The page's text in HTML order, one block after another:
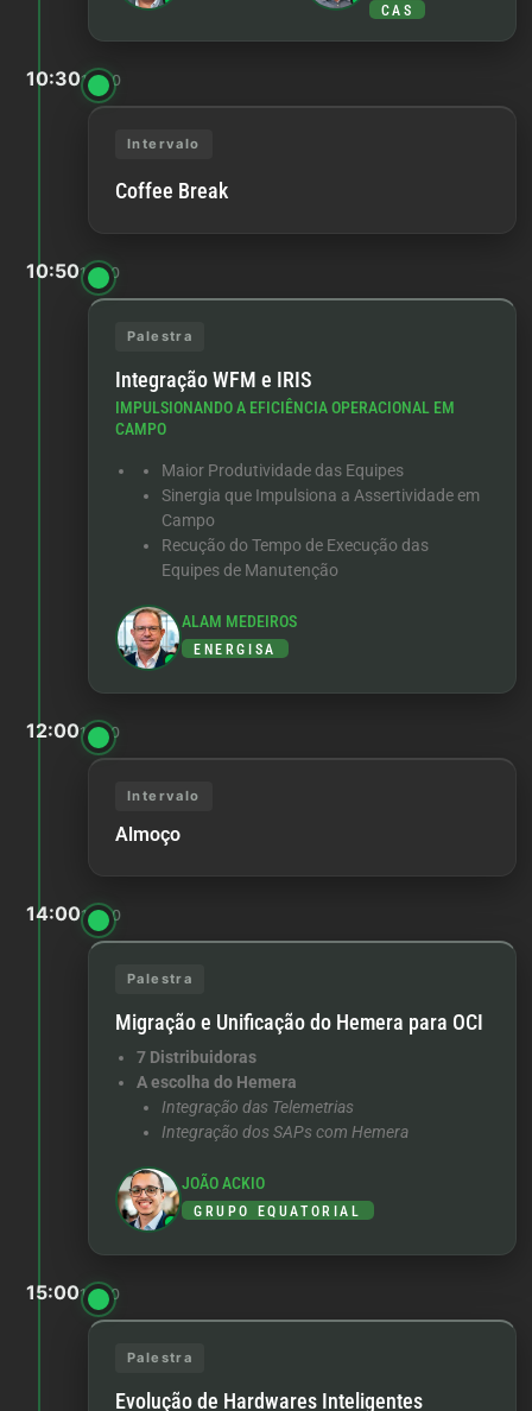
CAS
10:3010:50
Intervalo
Coffee Break
10:5012:00
Palestra
Integração WFM e IRIS
IMPULSIONANDO A EFICIÊNCIA OPERACIONAL EM
CAMPO
Maior Produtividade das Equipes
Sinergia que Impulsiona a Assertividade em
Campo
Recução do Tempo de Execução das
Equipes de Manutenção
ALAM MEDEIROS
ENERGISA
12:0014:00
Intervalo
Almoço
14:0015:00
Palestra
Migração e Unificação do Hemera para OCI
7 Distribuidoras
A escolha do Hemera
Integração das Telemetrias
Integração dos SAPs com Hemera
JOÃO ACKIO
GRUPO EQUATORIAL
15:0016:00
Palestra
Evolução de Hardwares Inteligentes